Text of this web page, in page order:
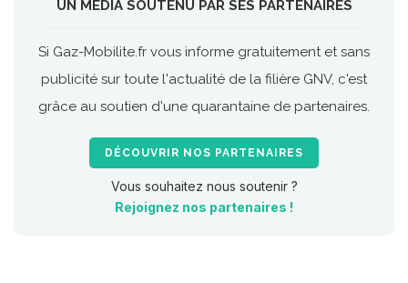
UN MÉDIA SOUTENU PAR SES PARTENAIRES
Si Gaz-Mobilite.fr vous informe gratuitement et sans
publicité sur toute l'actualité de la filière GNV, c'est
grâce au soutien d'une quarantaine de partenaires.
DÉCOUVRIR NOS PARTENAIRES
Vous souhaitez nous soutenir ?
Rejoignez nos partenaires !